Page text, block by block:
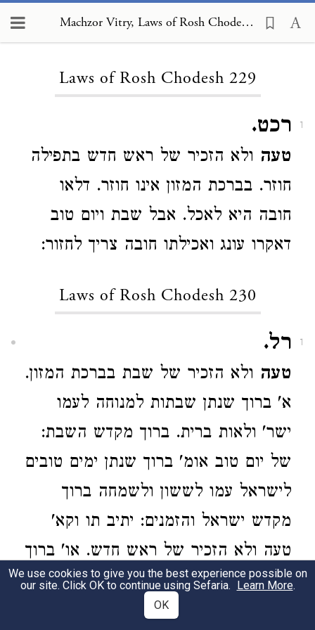
Machzor Vitry, Laws of Rosh Chodesh 229
Laws of Rosh Chodesh 229
1 רכט.
טעה ולא הזכיר של ראש חדש בתפילה
חוזר. בברכת המזון אינו חוזר. דלאו
חובה היא לאכל. אבל שבת ויום טוב
דאקרו עונג ואכילתו חובה צריך לחזור:
Laws of Rosh Chodesh 230
1 רל.
טעה ולא הזכיר של שבת בברכת המזון.
א' ברוך שנתן שבתות למנוחה לעמו
ישר' ולאות ברית. ברוך מקדש השבת:
של יום טוב אומ' ברוך שנתן ימים טובים
לישראל עמו לששון ולשמחה ברוך
מקדש ישראל והזמנים: יתיב תו וקא'
טעה ולא הזכיר של ראש חדש. או' ברוך
שנתן ראשי חדשים לעמו ישראל ולא
ידענא אי א' בה זכרון אי לא. ואי חתים
We use cookies to give you the best experience possible on
our site. Click OK to continue using Sefaria. Learn More.
OK